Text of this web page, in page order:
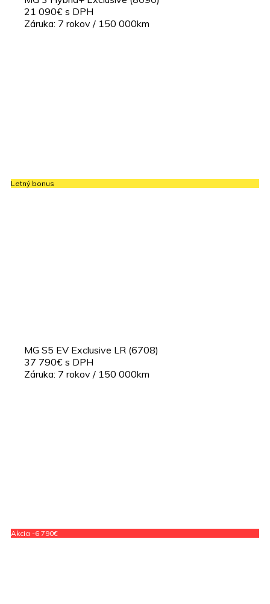
21 090€ s DPH
Záruka: 7 rokov / 150 000km
Letný bonus
MG S5 EV Exclusive LR (6708)
37 790€ s DPH
Záruka: 7 rokov / 150 000km
Akcia -6 790€